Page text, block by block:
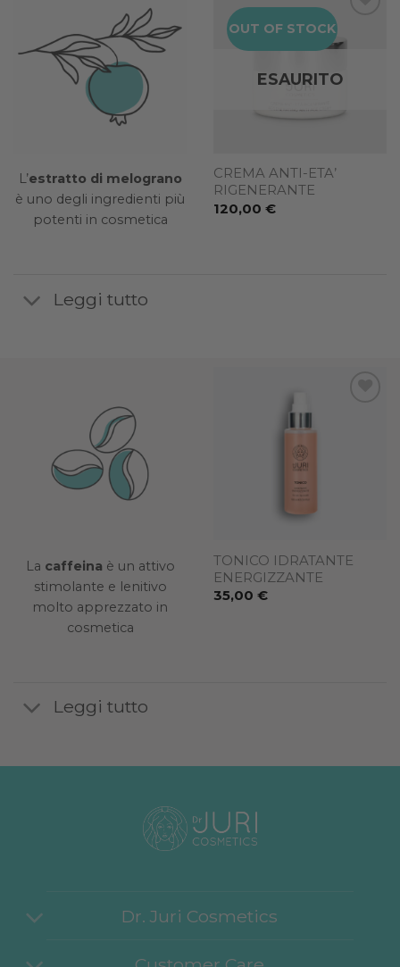
L’estratto di melograno
è uno degli ingredienti più
potenti in cosmetica
OUT OF STOCK
wishlist
ESAURITO
CREMA ANTI-ETA’
RIGENERANTE
120,00 €
Leggi tutto
La caffeina è un attivo
stimolante e lenitivo
molto apprezzato in
cosmetica
TONICO IDRATANTE
ENERGIZZANTE
35,00 €
CRUNCHY MOUSSE
DOPOSOLE
21,00€
Leggi tutto
Dr. Juri Cosmetics